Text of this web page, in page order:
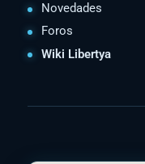
Novedades
Foros
Wiki Libertya